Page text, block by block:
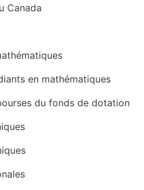
Canada
en mathématiques
du fonds de dotation